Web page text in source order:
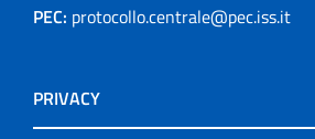
PEC: protocollo.centrale@pec.iss.it
PRIVACY